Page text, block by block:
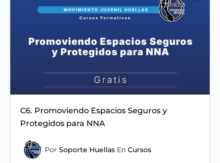
C6. Promoviendo Espacios Seguros y
Protegidos para NNA
Por Soporte Huellas En Cursos